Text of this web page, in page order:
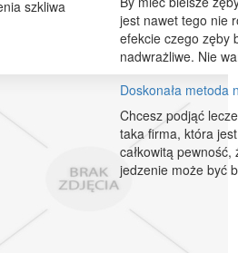
jest nawet tego nie
efekcie czego zęby
nadwrażliwe. Nie
Doskonała metoda
Chcesz podjąć
taka firma, która
całkowitą
jedzenie może być